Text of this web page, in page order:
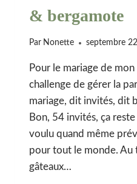
& bergamote
Par Nonette septembre
Pour le mariage de
challenge de gérer la
mariage, dit invités, dit
Bon, 54 invités, ça reste
voulu quand même
pour tout le monde. Au
gâteaux…